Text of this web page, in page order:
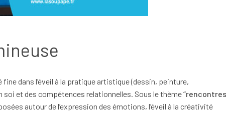
dans l’éveil à la pratique artistique (dessin, peinture,
et des compétences relationnelles. Sous le thème“rencontres
autour de l’expression des émotions, l’éveil à la créativité